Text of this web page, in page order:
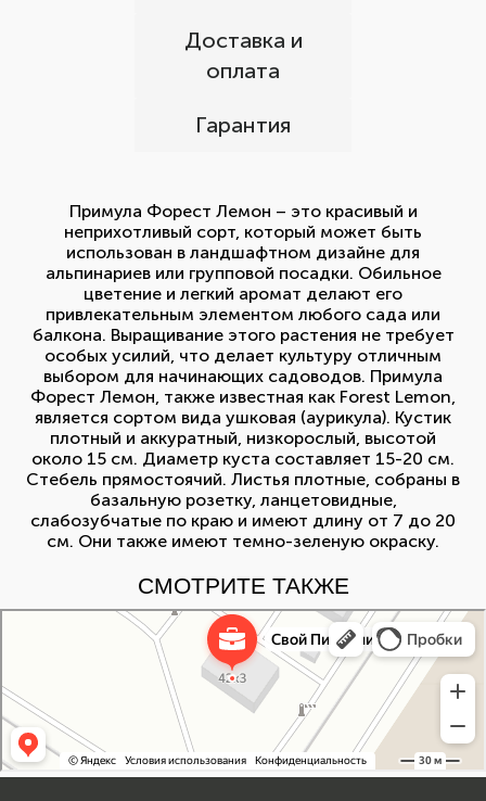
Доставка и
оплата
Гарантия
Примула Форест Лемон – это красивый и
неприхотливый сорт, который может быть
использован в ландшафтном дизайне для
альпинариев или групповой посадки. Обильное
цветение и легкий аромат делают его
привлекательным элементом любого сада или
балкона. Выращивание этого растения не требует
особых усилий, что делает культуру отличным
выбором для начинающих садоводов. Примула
Форест Лемон, также известная как Forest Lemon,
является сортом вида ушковая (аурикула). Кустик
плотный и аккуратный, низкорослый, высотой
около 15 см. Диаметр куста составляет 15-20 см.
Стебель прямостоячий. Листья плотные, собраны в
базальную розетку, ланцетовидные,
слабозубчатые по краю и имеют длину от 7 до 20
см. Они также имеют темно-зеленую окраску.
СМОТРИТЕ ТАКЖЕ
Питомник растений в Москве
Садовый центр в Москве